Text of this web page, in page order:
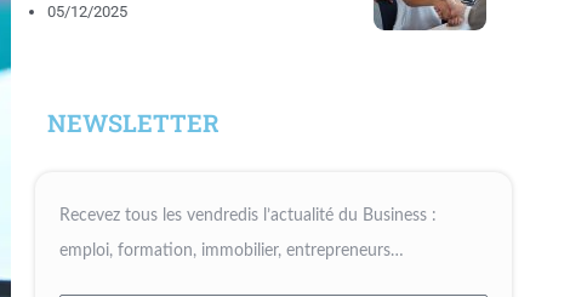
05/12/2025
NEWSLETTER
Recevez tous les vendredis l’actualité du Business :
emploi, formation, immobilier, entrepreneurs…